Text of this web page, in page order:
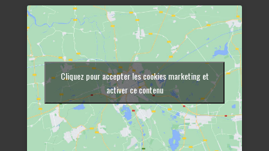
Cliquez pour accepter les cookies marketing et
activer ce contenu